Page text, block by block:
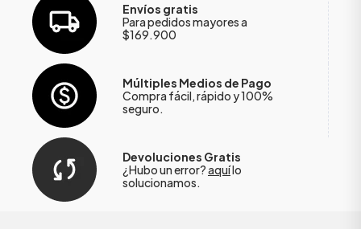
Envíos gratis
Para pedidos mayores a
$169.900
Múltiples Medios de Pago
Compra fácil, rápido y 100%
seguro.
Devoluciones Gratis
¿Hubo un error?aquílo
solucionamos.